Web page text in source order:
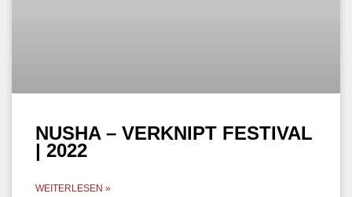
NUSHA – VERKNIPT FESTIVAL
| 2022
WEITERLESEN »